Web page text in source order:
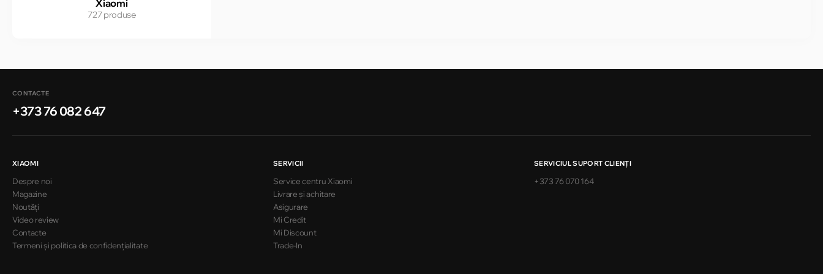
Xiaomi
727 produse
CONTACTE
+373 76 082 647
XIAOMI
Despre noi
Magazine
Noutăți
Video review
Contacte
Termeni și politica de confidențialitate
SERVICII
Service centru Xiaomi
Livrare și achitare
Asigurare
Mi Credit
Mi Discount
Trade-In
SERVICIUL SUPORT CLIENŢI
+373 76 070 164